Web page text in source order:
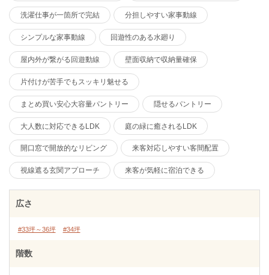
洗濯仕事が一箇所で完結 分担しやすい家事動線
シンプルな家事動線 回遊性のある水廻り
屋内外が繋がる回遊動線 壁面収納で収納量確保
片付けが苦手でもスッキリ魅せる
まとめ買い安心大容量パントリー 隠せるパントリー
大人数に対応できるLDK 庭の緑に癒されるLDK
開口窓で開放的なリビング 来客対応しやすい客間配置
視線遮る玄関アプローチ 来客が気軽に宿泊できる
広さ
#33坪～36坪 #34坪
階数